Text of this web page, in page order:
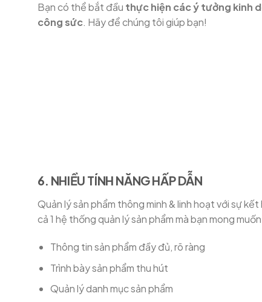
Bạn có thể bắt đầu thực hiện các ý tưởng kinh
công sức. Hãy để chúng tôi giúp bạn!
6. NHIỀU TÍNH NĂNG HẤP DẪN
Quản lý sản phẩm thông minh & linh hoạt với sự
cả 1 hệ thống quản lý sản phẩm mà bạn mong
Thông tin sản phẩm đầy đủ, rõ ràng
Trình bày sản phẩm thu hút
Quản lý danh mục sản phẩm